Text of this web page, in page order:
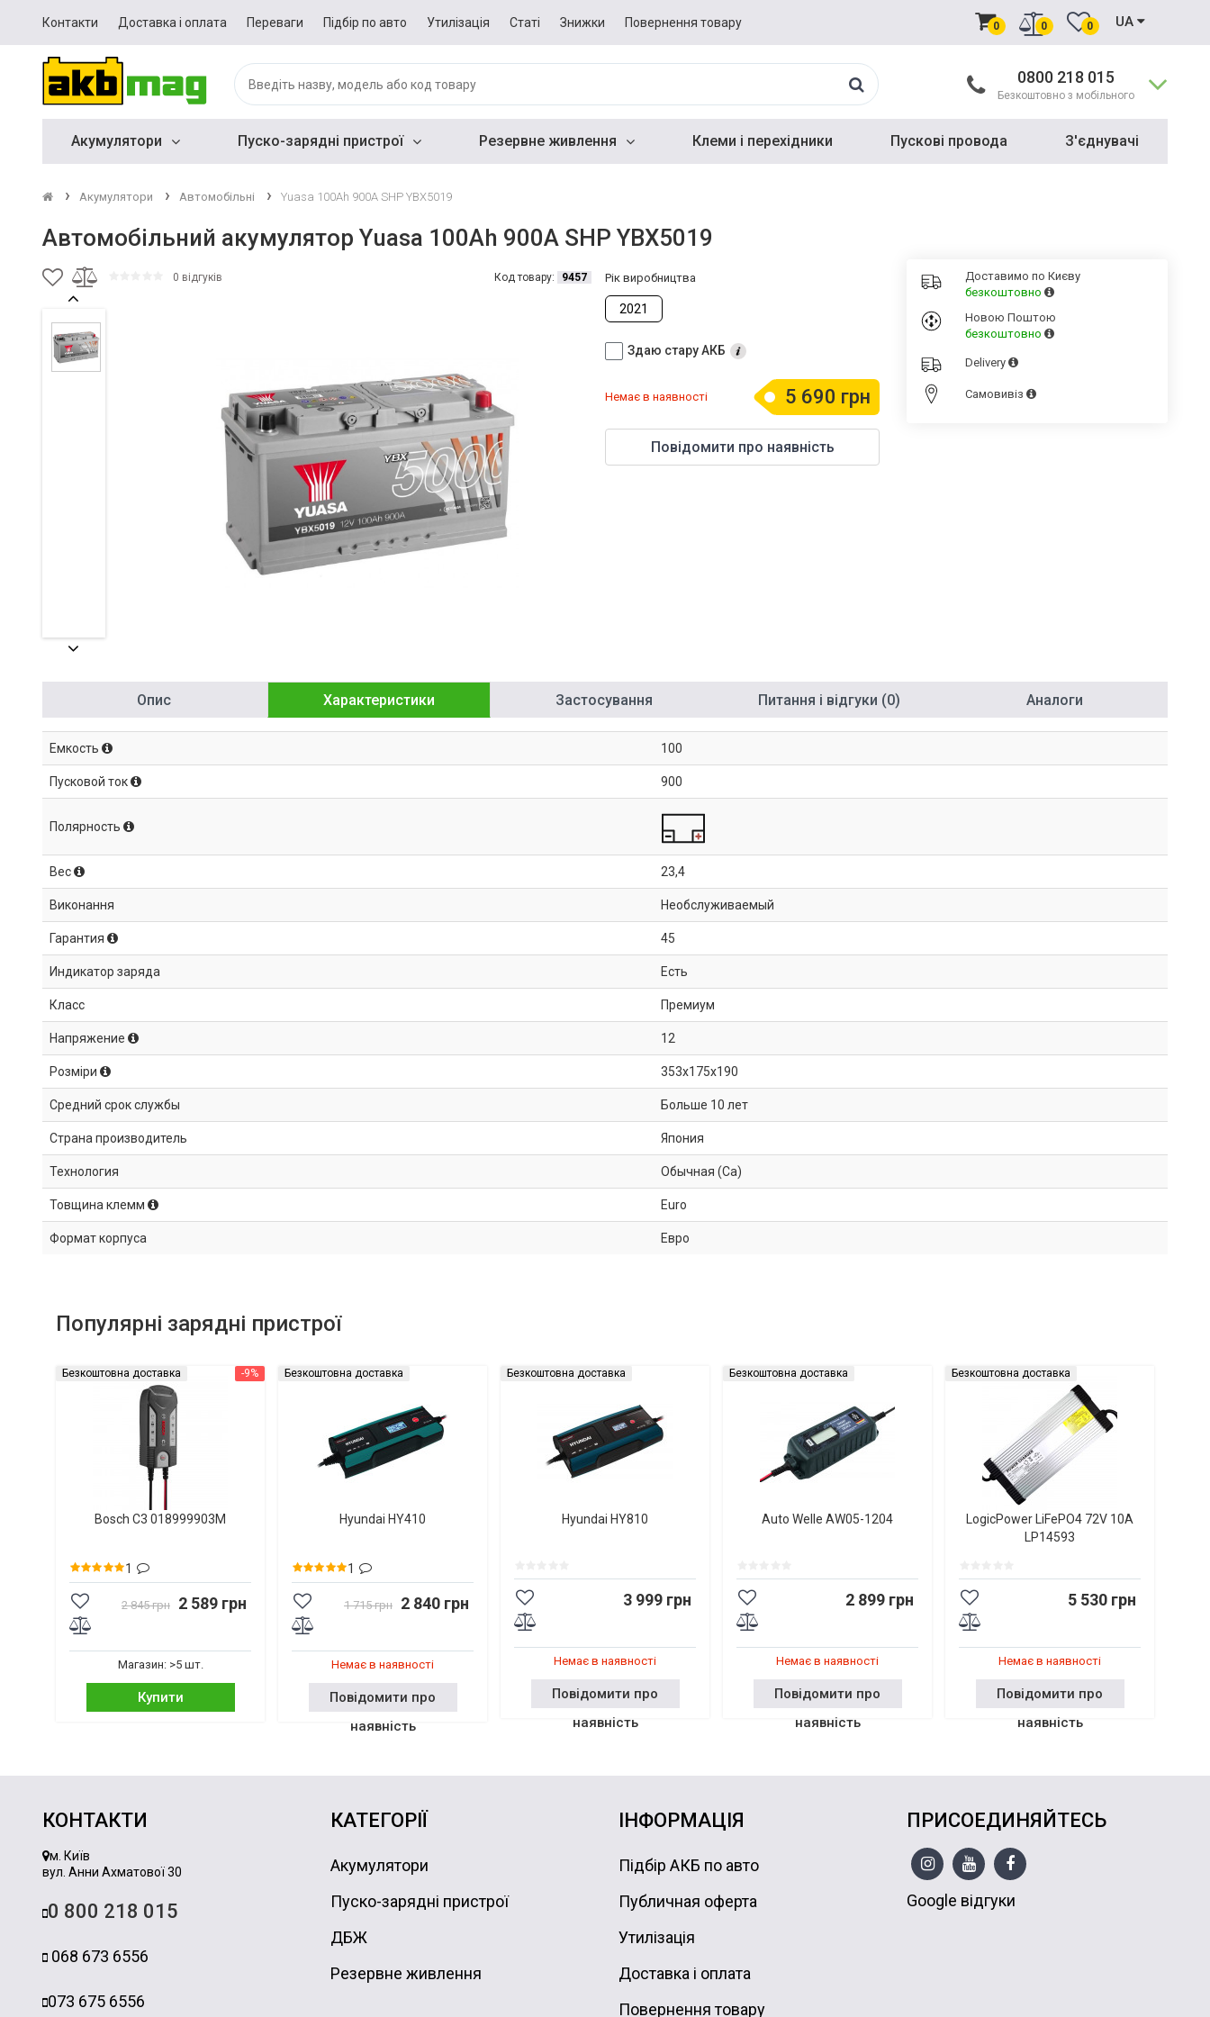
Контакти Доставка і оплата Переваги Підбір по авто Утилізація Статі Знижки Повернення товару 0 0 0 UA
0800 218 015
Безкоштовно з мобільного
Акумулятори Пуско-зарядні пристрої Резервне живлення Клеми і перехідники Пускові провода З'єднувачі
Акумулятори Автомобільні Yuasa 100Ah 900A SHP YBX5019
Автомобільний акумулятор Yuasa 100Ah 900A SHP YBX5019
0 відгуків Код товару: 9457 Рік виробництва
2021
Здаю стару АКБ
5 690 грн
Немає в наявності
Повідомити про наявність
Доставимо по Києву
безкоштовно
Новою Поштою
безкоштовно
Delivery
Cамовивіз
Опис Характеристики Застосування Питання і відгуки (0) Аналоги
Емкость 100
Пусковой ток 900
Полярность
Вес 23,4
Виконання Необслуживаемый
Гарантия 45
Индикатор заряда Есть
Класс Премиум
Напряжение 12
Розміри 353x175x190
Средний срок службы Больше 10 лет
Страна производитель Япония
Технология Обычная (Ca)
Товщина клемм Euro
Формат корпуса Евро
Популярні зарядні пристрої
-9%
Безкоштовна доставка
Bosch C3 018999903M
1
2 845 грн 2 589 грн
Магазин: >5 шт.
Купити
Безкоштовна доставка
Hyundai HY410
1
1 715 грн 2 840 грн
Немає в наявності
Повідомити про
наявність
Безкоштовна доставка
Hyundai HY810
3 999 грн
Немає в наявності
Повідомити про
наявність
Безкоштовна доставка
Auto Welle AW05-1204
2 899 грн
Немає в наявності
Повідомити про
наявність
Безкоштовна доставка
LogicPower LiFePO4 72V 10A
LP14593
5 530 грн
Немає в наявності
Повідомити про
наявність
КОНТАКТИ
м. Київ
вул. Анни Ахматової 30
0 800 218 015
068 673 6556
073 675 6556
КАТЕГОРІЇ
Акумулятори
Пуско-зарядні пристрої
ДБЖ
Резервне живлення
ІНФОРМАЦІЯ
Підбір АКБ по авто
Публичная оферта
Утилізація
Доставка і оплата
Повернення товару
ПРИСОЕДИНЯЙТЕСЬ
Google відгуки